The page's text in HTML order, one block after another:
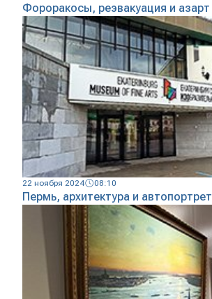
Фороракосы, реэвакуация и азарт
22 ноября 2024 08:10
Пермь, архитектура и автопортрет